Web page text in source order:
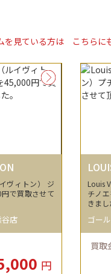
を見ている方は こちらに
ヴィトン） ジ
で買取させて
店
円
Louis
チノ
きまし
ゴー
買取